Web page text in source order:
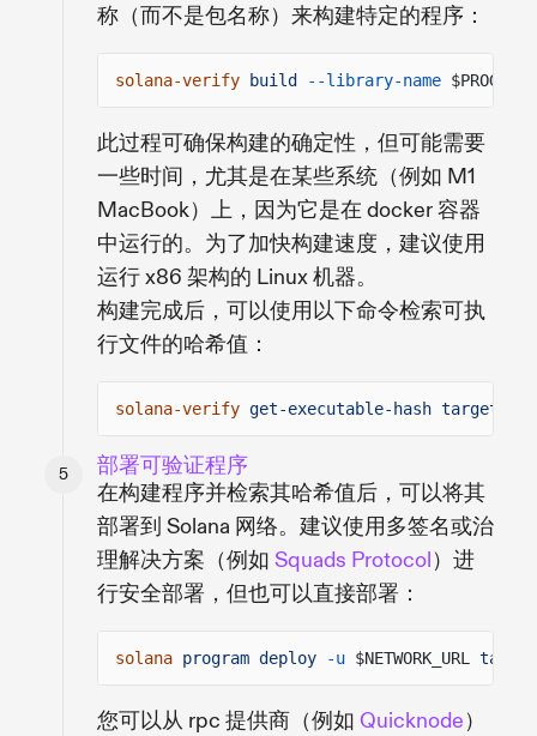
称（而不是包名称）来构建特定的程序：
solana-verify build --library-name
此过程可确保构建的确定性，但可能需要
一些时间，尤其是在某些系统（例如 M1
MacBook）上，因为它是在 docker 容器
中运行的。为了加快构建速度，建议使用
运行 x86 架构的 Linux 机器。
构建完成后，可以使用以下命令检索可执
行文件的哈希值：
solana-verify get-executable-hash target/
部署可验证程序
在构建程序并检索其哈希值后，可以将其
部署到 Solana 网络。建议使用多签名或治
理解决方案（例如 Squads Protocol）进
行安全部署，但也可以直接部署：
solana program deploy -u $NETWORK_URL
您可以从 rpc 提供商（例如 Quicknode）